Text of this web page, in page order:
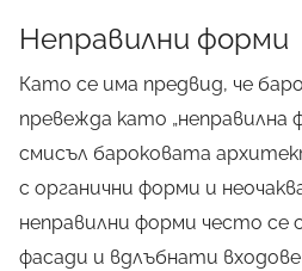
Неправилни форми
Като се има предвид, че
превежда като „неправилна
смисъл бароковата
с органични форми и
неправилни форми често се
фасади и вдлъбнати